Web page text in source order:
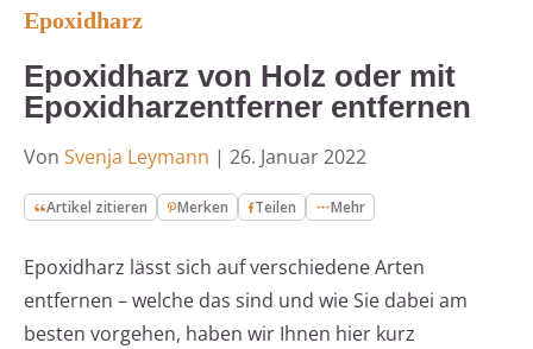
Epoxidharz
Epoxidharz von Holz oder mit
Epoxidharzentferner entfernen
Von Svenja Leymann | 26. Januar 2022
Artikel zitieren Merken Teilen Mehr
Epoxidharz lässt sich auf verschiedene Arten
entfernen – welche das sind und wie Sie dabei am
besten vorgehen, haben wir Ihnen hier kurz